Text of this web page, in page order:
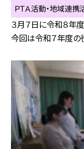
ＰＴＡ活動・地域連携
３月７日に令和８年
今回は令和７年度の